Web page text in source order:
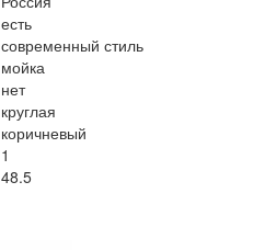
есть
современный стиль
мойка
нет
круглая
коричневый
1
48.5